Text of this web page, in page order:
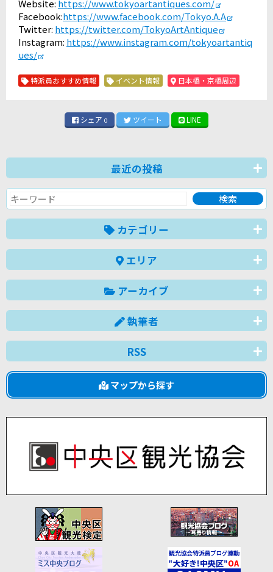
Website: https://www.tokyoartantiques.com/
Facebook:https://www.facebook.com/Tokyo.A.A
Twitter: https://twitter.com/TokyoArtAntique
Instagram: https://www.instagram.com/tokyoartantiq
ues/
特派員おすすめ情報 イベント情報 日本橋・京橋周辺
シェア 0 ツイート LINE
最近の投稿
カテゴリー
エリア
アーカイブ
執筆者
RSS
マップから探す